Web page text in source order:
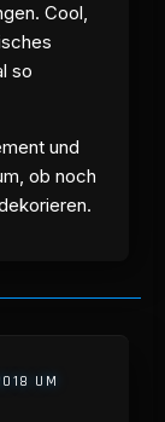
Cool,
so
und
ob noch
UM